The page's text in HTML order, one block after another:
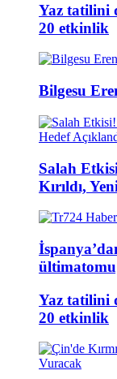
Yaz tatilini
20 etkinlik
Bilgesu
Salah
Kırıldı,
Yaz tatilini
20 etkinlik